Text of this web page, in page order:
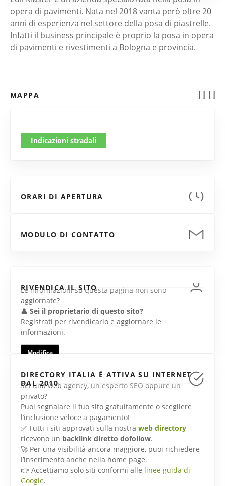
opera di pavimenti. Nata nel 2018 vanta però oltre 20
anni di esperienza nel settore della posa di piastrelle.
Infatti il business principale è proprio la posa in opera
di pavimenti e rivestimenti a Bologna e provincia.
MAPPA
Indicazioni stradali
ORARI DI APERTURA
MODULO DI CONTATTO
RIVENDICA IL SITO
Le informazioni su questa pagina non sono
aggiornate?
👤 Sei il proprietario di questo sito?
Registrati per rivendicarlo e aggiornare le
informazioni.
Modifica
DIRECTORY ITALIA È ATTIVA SU INTERNET
DAL 2010
Sei una web agency, un esperto SEO oppure un
privato?
Puoi segnalare il tuo sito gratuitamente o scegliere
l’inclusione veloce a pagamento!
✅ Tutti i siti approvati sulla nostra web directory
ricevono un backlink diretto dofollow.
🚀 Per una visibilità ancora maggiore, puoi richiedere
l’inserimento anche nella home page.
👉 Accettiamo solo siti conformi alle linee guida di
Google.